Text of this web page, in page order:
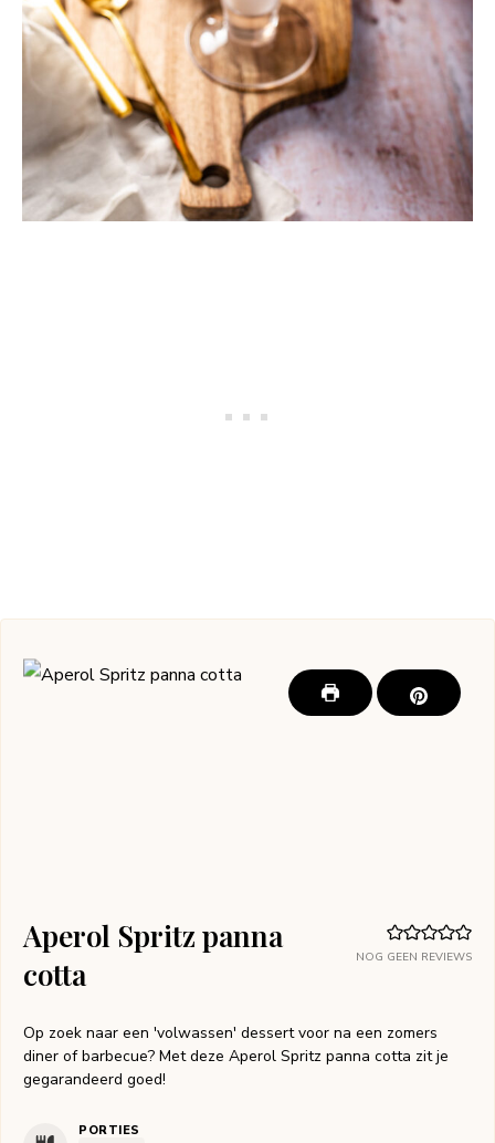
NOG GEEN REVIEWS
Aperol Spritz panna
cotta
Op zoek naar een 'volwassen' dessert voor na een zomers
diner of barbecue? Met deze Aperol Spritz panna cotta zit je
gegarandeerd goed!
PORTIES